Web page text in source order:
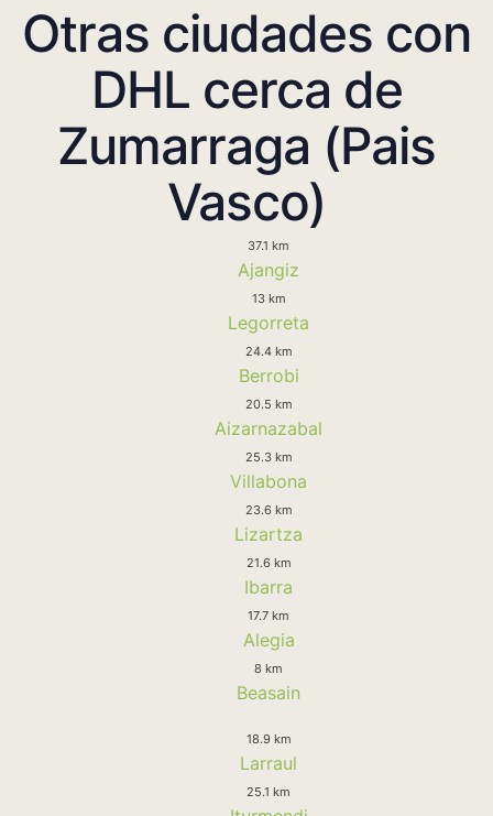
Otras ciudades con
DHL cerca de
Zumarraga (Pais
Vasco)
37.1 km
Ajangiz
13 km
Legorreta
24.4 km
Berrobi
20.5 km
Aizarnazabal
25.3 km
Villabona
23.6 km
Lizartza
21.6 km
Ibarra
17.7 km
Alegia
8 km
Beasain
18.9 km
Larraul
25.1 km